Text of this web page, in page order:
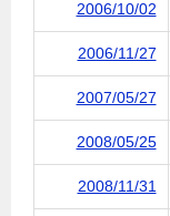
2006/10/02
2006/11/27
2007/05/27
2008/05/25
2008/11/31